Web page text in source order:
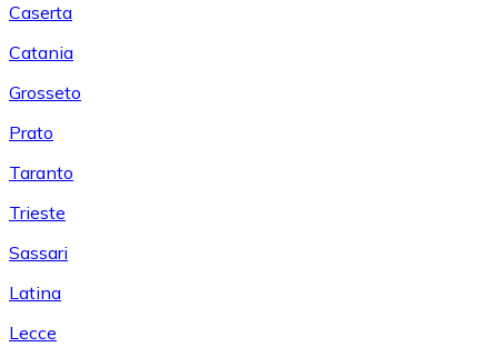
Caserta
Catania
Grosseto
Prato
Taranto
Trieste
Sassari
Latina
Lecce